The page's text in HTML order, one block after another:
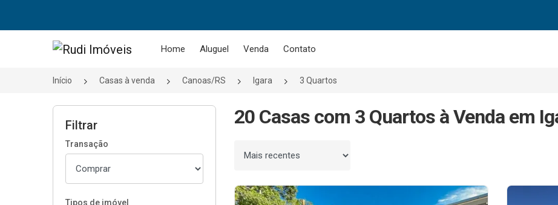
Página inicial Home Aluguel Venda Contato
Início Casas à venda Canoas/RS Igara 3 Quartos
Filtrar
Transação
Tipos de imóvel
20 Casas com 3 Quartos à Venda em
Ordenar por